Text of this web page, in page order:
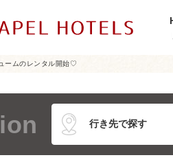
ームのレンタル開始♡